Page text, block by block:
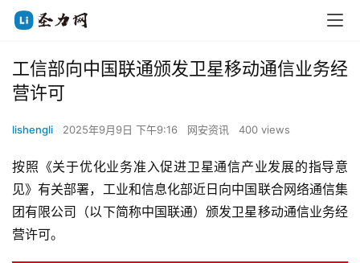
工信部向中国联通颁发卫星移动通信业务经
营许可
lishengli 2025年9月9日 下午9:16 网安资讯 400 views
按照《关于优化业务准入促进卫星通信产业发展的指导意
见》有关部署，工业和信息化部近日向中国联合网络通信集
团有限公司（以下简称中国联通）颁发卫星移动通信业务经
营许可。